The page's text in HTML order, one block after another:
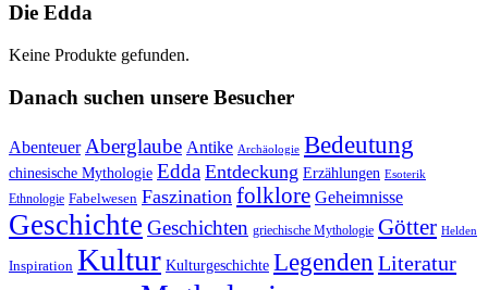
Die Edda
Keine Produkte gefunden.
Danach suchen unsere Besucher
Abenteuer Aberglaube Antike Archäologie Bedeutung
chinesische Mythologie Edda Entdeckung Erzählungen Esoterik
Ethnologie Fabelwesen Faszination folklore Geheimnisse
Geschichte Geschichten griechische Mythologie Götter Helden
Inspiration Kultur Kulturgeschichte Legenden Literatur